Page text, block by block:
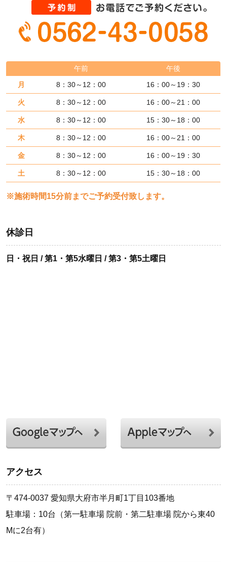
午前
午後
月
8：30～12：00 16：00～19：30
火 8：30～12：00 16：00～21：00
水 8：30～12：00 15：30～18：00
木 8：30～12：00 16：00～21：00
金 8：30～12：00 16：00～19：30
土 8：30～12：00 15：30～18：00
※施術時間15分前までご予約受付致します。
休診日
日・祝日 / 第1・第5水曜日 / 第3・第5土曜日
アクセス
〒474-0037 愛知県大府市半月町1丁目103番地
駐車場：10台（第一駐車場 院前・第二駐車場 院から東40
Mに2台有）